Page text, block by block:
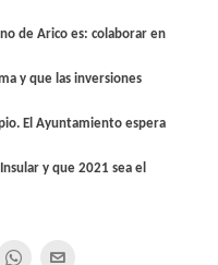
de Arico es: colaborar en
y que las inversiones
El Ayuntamiento espera
y que 2021 sea el